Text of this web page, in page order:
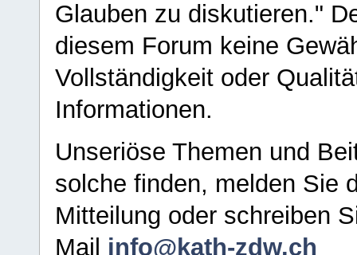
Glauben zu diskutieren."
diesem Forum keine
Vollständigkeit oder
Informationen.
Unseriöse Themen und
solche finden, melden Sie
Mitteilung oder schreiben
Mail info@kath-zdw.ch